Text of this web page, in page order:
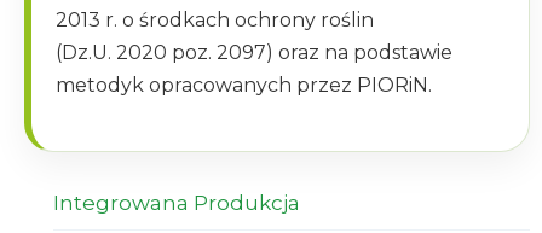
2013 r. o środkach ochrony roślin
(Dz.U. 2020 poz. 2097) oraz na podstawie
metodyk opracowanych przez PIORiN.
Integrowana Produkcja